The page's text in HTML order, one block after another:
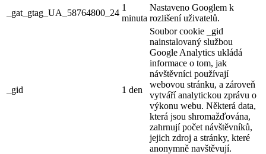
_gat_gtag_UA_58764800_24
1
minuta
Nastaveno Googlem k
rozlišení uživatelů.
_gid 1 den
Soubor cookie _gid
nainstalovaný službou
Google Analytics ukládá
informace o tom, jak
návštěvníci používají
webovou stránku, a zároveň
vytváří analytickou zprávu o
výkonu webu. Některá data,
která jsou shromažďována,
zahrnují počet návštěvníků,
jejich zdroj a stránky, které
anonymně navštěvují.